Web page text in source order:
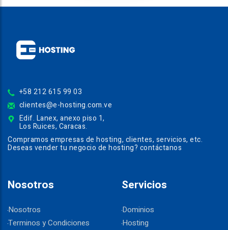
+58 212 615 99 03
clientes@e-hosting.com.ve
Edif. Lanex, anexo piso 1,
Los Ruices, Caracas.
Compramos empresas de hosting, clientes, servicios, etc.
Deseas vender tu negocio de hosting? contáctanos
Nosotros
Nosotros
Terminos y Condiciones
Servicios
Dominios
Hosting